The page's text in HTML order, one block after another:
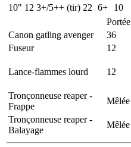
10" 12 3+/5++ (tir) 22 6+
10
Portée
Canon gatling avenger
36
Fuseur
12
Lance-flammes lourd 12
Tronçonneuse reaper -
Frappe
Mêlée
Tronçonneuse reaper -
Balayage
Mêlée